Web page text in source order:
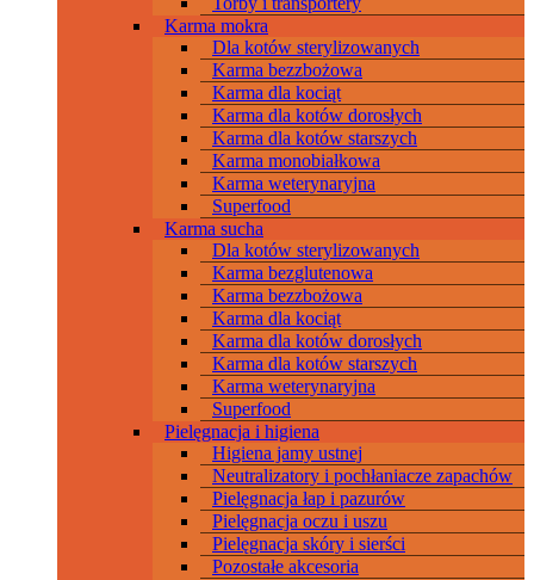
Karma mokra
Dla kotów sterylizowanych
Karma bezzbożowa
Karma dla kociąt
Karma dla kotów dorosłych
Karma dla kotów starszych
Karma monobiałkowa
Karma weterynaryjna
Superfood
Karma sucha
Dla kotów sterylizowanych
Karma bezglutenowa
Karma bezzbożowa
Karma dla kociąt
Karma dla kotów dorosłych
Karma dla kotów starszych
Karma weterynaryjna
Superfood
Pielęgnacja i higiena
Higiena jamy ustnej
Neutralizatory i pochłaniacze zapachów
Pielęgnacja łap i pazurów
Pielęgnacja oczu i uszu
Pielęgnacja skóry i sierści
Pozostałe akcesoria